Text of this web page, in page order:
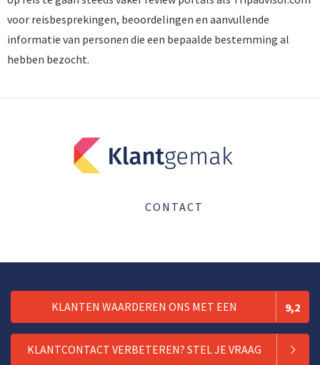
voor reisbesprekingen, beoordelingen en aanvullende
informatie van personen die een bepaalde bestemming al
hebben bezocht.
CONTACT
KLANTEN WAARDEREN ONS MET EEN 9,2
KLANTCONTACT VERBETEREN? STEL JE VRAAG